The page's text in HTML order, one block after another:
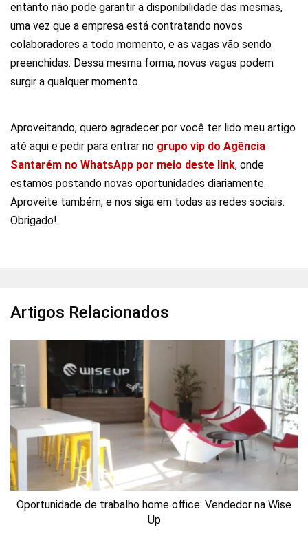
entanto não pode garantir a disponibilidade das mesmas,
uma vez que a empresa está contratando novos
colaboradores a todo momento, e as vagas vão sendo
preenchidas. Dessa mesma forma, novas vagas podem
surgir a qualquer momento.
Aproveitando, quero agradecer por você ter lido meu artigo
até aqui e pedir para entrar no grupo vip do Agência
Santarém no WhatsApp por meio deste link, onde
estamos postando novas oportunidades diariamente.
Aproveite também, e nos siga em todas as redes sociais.
Obrigado!
Artigos Relacionados
Oportunidade de trabalho home office: Vendedor na Wise
Up